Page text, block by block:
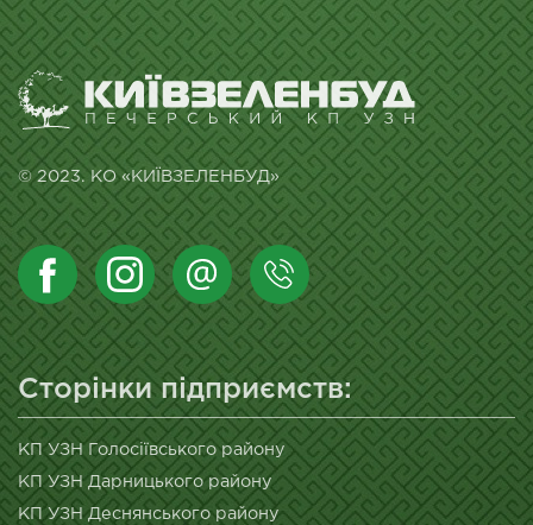
© 2023. КО «КИЇВЗЕЛЕНБУД»
Сторінки підприємств:
КП УЗН Голосіївського району
КП УЗН Дарницького району
КП УЗН Деснянського району